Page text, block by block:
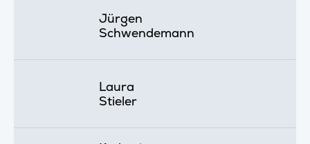
Jürgen
Schwendemann
Laura
Stieler